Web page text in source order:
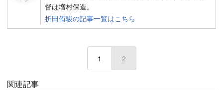
督は増村保造。
折田侑駿の記事一覧はこちら
1 2
関連記事